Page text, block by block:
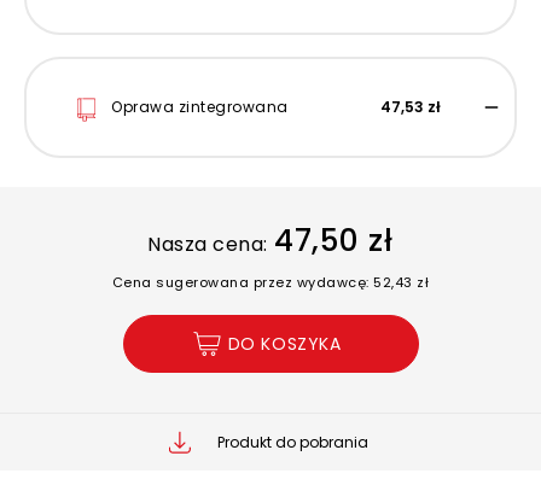
Oprawa zintegrowana 47,53 zł
Nasza cena: 47,50 zł
Cena sugerowana przez wydawcę: 52,43 zł
DO KOSZYKA
Produkt do pobrania